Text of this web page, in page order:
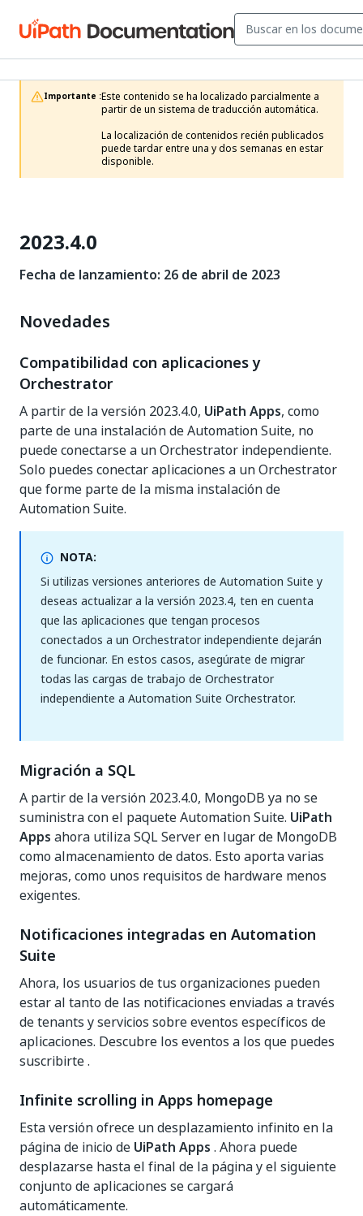
Importante :Este contenido se ha localizado parcialmente a
partir de un sistema de traducción automática.
La localización de contenidos recién publicados
puede tardar entre una y dos semanas en estar
disponible.
2023.4.0
Fecha de lanzamiento: 26 de abril de 2023
Novedades
Compatibilidad con aplicaciones y
Orchestrator
A partir de la versión 2023.4.0, UiPath Apps, como
parte de una instalación de Automation Suite, no
puede conectarse a un Orchestrator independiente.
Solo puedes conectar aplicaciones a un Orchestrator
que forme parte de la misma instalación de
Automation Suite.
NOTA:
Si utilizas versiones anteriores de Automation Suite y
deseas actualizar a la versión 2023.4, ten en cuenta
que las aplicaciones que tengan procesos
conectados a un Orchestrator independiente dejarán
de funcionar. En estos casos, asegúrate de migrar
todas las cargas de trabajo de Orchestrator
independiente a Automation Suite Orchestrator.
Migración a SQL
A partir de la versión 2023.4.0, MongoDB ya no se
suministra con el paquete Automation Suite. UiPath
Apps ahora utiliza SQL Server en lugar de MongoDB
como almacenamiento de datos. Esto aporta varias
mejoras, como unos requisitos de hardware menos
exigentes.
Notificaciones integradas en Automation
Suite
Ahora, los usuarios de tus organizaciones pueden
estar al tanto de las notificaciones enviadas a través
de tenants y servicios sobre eventos específicos de
aplicaciones. Descubre los eventos a los que puedes
suscribirte .
Infinite scrolling in Apps homepage
Esta versión ofrece un desplazamiento infinito en la
página de inicio de UiPath Apps . Ahora puede
desplazarse hasta el final de la página y el siguiente
conjunto de aplicaciones se cargará
automáticamente.